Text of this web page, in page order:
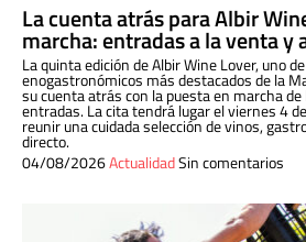
La cuenta atrás para Albir
marcha: entradas a la venta
La quinta edición de Albir Wine Lover, uno
enogastronómicos más destacados de la
su cuenta atrás con la puesta en marcha
entradas. La cita tendrá lugar el viernes 4
reunir una cuidada selección de vinos,
directo.
04/08/2026ActualidadSin comentarios